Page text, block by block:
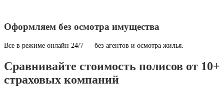
Оформляем без осмотра имущества
Все в режиме онлайн 24/7 — без агентов и осмотра жилья.
Сравнивайте стоимость полисов от 10+
страховых компаний